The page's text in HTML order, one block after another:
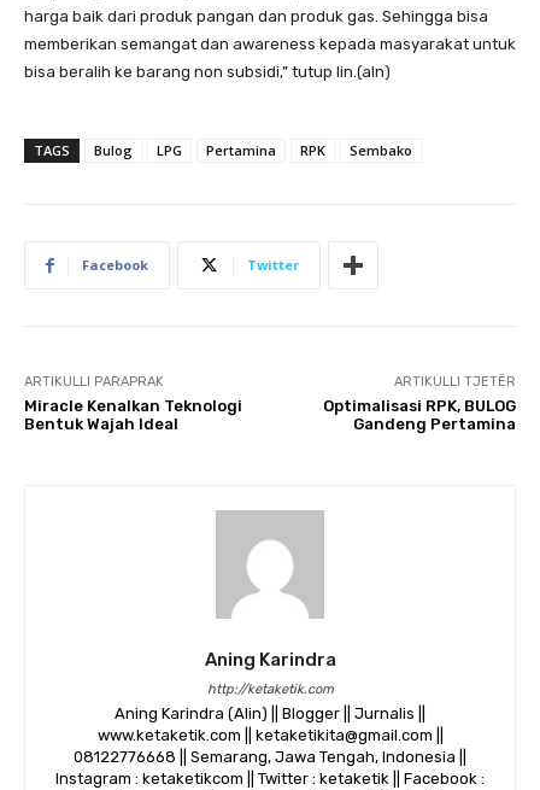
harga baik dari produk pangan dan produk gas. Sehingga bisa
memberikan semangat dan awareness kepada masyarakat untuk
bisa beralih ke barang non subsidi,” tutup Iin.(aln)
TAGS Bulog LPG Pertamina RPK Sembako
Facebook Twitter
ARTIKULLI PARAPRAK
Miracle Kenalkan Teknologi
Bentuk Wajah Ideal
ARTIKULLI TJETËR
Optimalisasi RPK, BULOG
Gandeng Pertamina
Aning Karindra
http://ketaketik.com
Aning Karindra (Alin) || Blogger || Jurnalis ||
www.ketaketik.com || ketaketikita@gmail.com ||
08122776668 || Semarang, Jawa Tengah, Indonesia ||
Instagram : ketaketikcom || Twitter : ketaketik || Facebook :